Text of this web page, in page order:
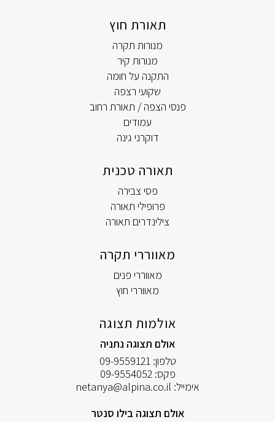
תאורת חוץ
מנורות תקרה
מנורות קיר
התקנה על חומה
שקועי רצפה
פנסי הצפה / תאורת רחוב
עמודים
דוקרני גינה
תאורה טכנית
פסי צבירה
פרופילי תאורה
צילינדרים תאורה
מאווררי תקרה
מאווררי פנים
מאווררי חוץ
אולמות תצוגה
אולם תצוגה נתניה
טלפון:09-9559121
פקס:09-9554052
אימייל: netanya@alpina.co.il
אולם תצוגה בילו סנטר